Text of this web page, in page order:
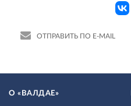
ОТПРАВИТЬ ПО E-MAIL
О «ВАЛДАЕ»